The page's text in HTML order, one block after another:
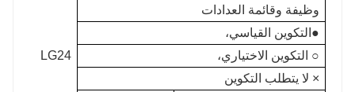
وظيفة وقائمة العدادات
LG24
●التكوين القياسي،
○ التكوين الاختياري،
× لا يتطلب التكوين